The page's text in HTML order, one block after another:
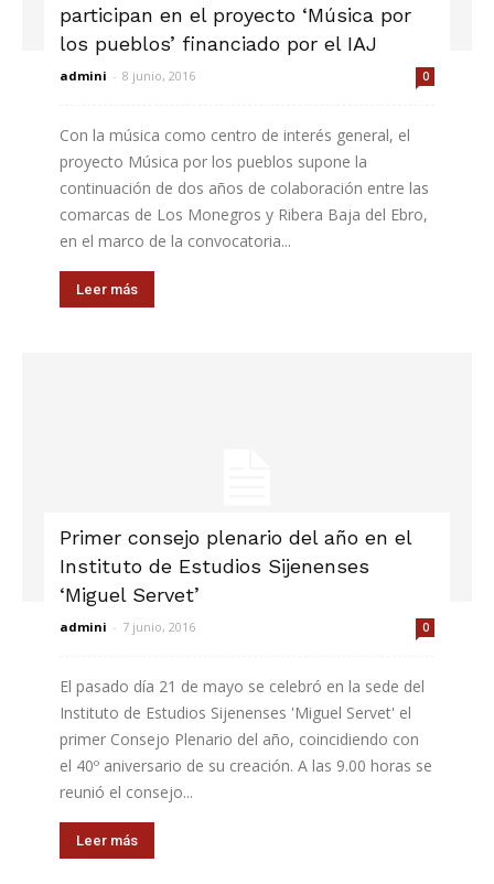
participan en el proyecto ‘Música por
los pueblos’ financiado por el IAJ
admini - 8 junio, 2016 0
Con la música como centro de interés general, el
proyecto Música por los pueblos supone la
continuación de dos años de colaboración entre las
comarcas de Los Monegros y Ribera Baja del Ebro,
en el marco de la convocatoria...
Leer más
Primer consejo plenario del año en el
Instituto de Estudios Sijenenses
‘Miguel Servet’
admini - 7 junio, 2016 0
El pasado día 21 de mayo se celebró en la sede del
Instituto de Estudios Sijenenses 'Miguel Servet' el
primer Consejo Plenario del año, coincidiendo con
el 40º aniversario de su creación. A las 9.00 horas se
reunió el consejo...
Leer más